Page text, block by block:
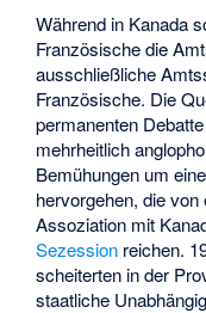
Während in Kanada
Französische die
ausschließliche
Französische. Die
permanenten
mehrheitlich
Bemühungen um
hervorgehen, die
Assoziation mit
Sezession reichen.
scheiterten in der
staatliche